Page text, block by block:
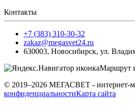
Контакты
+7 (383) 310-30-32
zakaz@megasvet24.ru
630003, Новосибирск, ул.
Маршрут
© 2019–2026 МЕГАСВЕТ - интернет-
конфиденциальностиКарта сайта